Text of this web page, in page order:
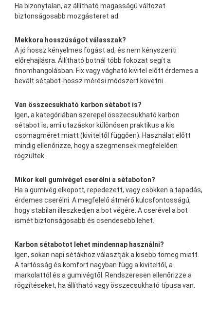
Ha bizonytalan, az állítható magasságú változat
biztonságosabb mozgásteret ad.
Mekkora hosszúságot válasszak?
A jó hossz kényelmes fogást ad, és nem kényszeríti
előrehajlásra. Állítható botnál több fokozat segít a
finomhangolásban. Fix vagy vágható kivitel előtt érdemes a
bevált sétabot-hossz mérési módszert követni.
Van összecsukható karbon sétabot is?
Igen, a kategóriában szerepel összecsukható karbon
sétabot is, ami utazáskor különösen praktikus a kis
csomagméret miatt (kiviteltől függően). Használat előtt
mindig ellenőrizze, hogy a szegmensek megfelelően
rögzültek.
Mikor kell gumivéget cserélni a sétaboton?
Ha a gumivég elkopott, repedezett, vagy csökken a tapadás,
érdemes cserélni. A megfelelő átmérő kulcsfontosságú,
hogy stabilan illeszkedjen a bot végére. A cserével a bot
ismét biztonságosabb és csendesebb lehet.
Karbon sétabotot lehet mindennap használni?
Igen, sokan napi sétákhoz választják a kisebb tömeg miatt.
A tartósság és komfort nagyban függ a kiviteltől, a
markolattól és a gumivégtől. Rendszeresen ellenőrizze a
rögzítéseket, ha állítható vagy összecsukható típusa van.